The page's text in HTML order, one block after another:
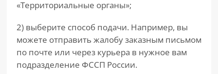
«Территориальные органы»;
2) выберите способ подачи. Например, вы
можете отправить жалобу заказным письмом
по почте или через курьера в нужное вам
подразделение ФССП России.